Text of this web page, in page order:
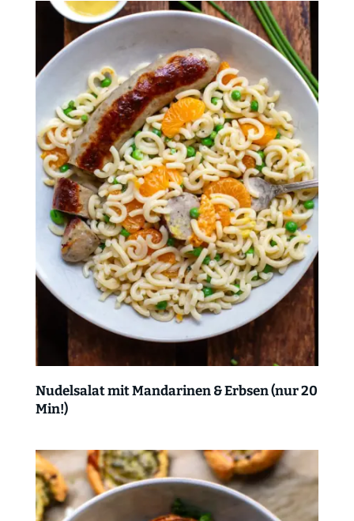
Nudelsalat mit Mandarinen & Erbsen (nur 20
Min!)